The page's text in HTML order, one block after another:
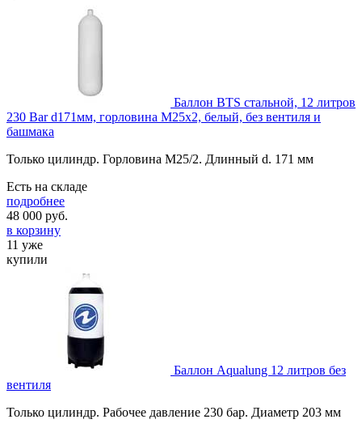
Баллон BTS стальной, 12 литров
230 Bar d171мм, горловина М25х2, белый, без вентиля и
башмака
Только цилиндр. Горловина М25/2. Длинный d. 171 мм
Есть на складе
подробнее
48 000 руб.
в корзину
11 уже
купили
Баллон Aqualung 12 литров без
вентиля
Только цилиндр. Рабочее давление 230 бар. Диаметр 203 мм